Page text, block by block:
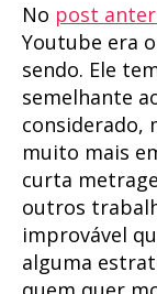
No post
Youtube era
sendo. Ele
semelhante
considerado,
muito mais
curta
outros
improvável
alguma